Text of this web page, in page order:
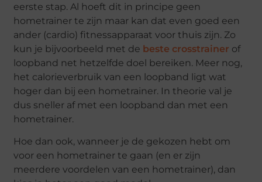
eerste stap. Al hoeft dit in principe geen
hometrainer te zijn maar kan dat even goed een
ander (cardio) fitnessapparaat voor thuis zijn. Zo
kun je bijvoorbeeld met de beste crosstrainer of
loopband net hetzelfde doel bereiken. Meer nog,
het calorieverbruik van een loopband ligt wat
hoger dan bij een hometrainer. In theorie val je
dus sneller af met een loopband dan met een
hometrainer.
Hoe dan ook, wanneer je de gekozen hebt om
voor een hometrainer te gaan (en er zijn
meerdere voordelen van een hometrainer), dan